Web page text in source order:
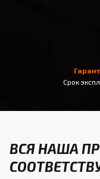
Срок
ВСЯ НАША